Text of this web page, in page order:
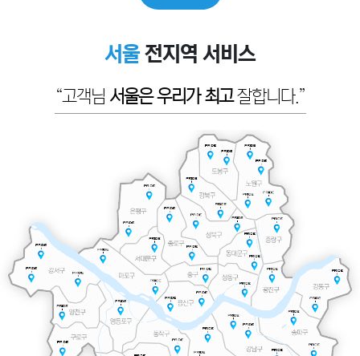
서울 전지역 서비스
“고객님 서울은 우리가 최고잘합니다.”